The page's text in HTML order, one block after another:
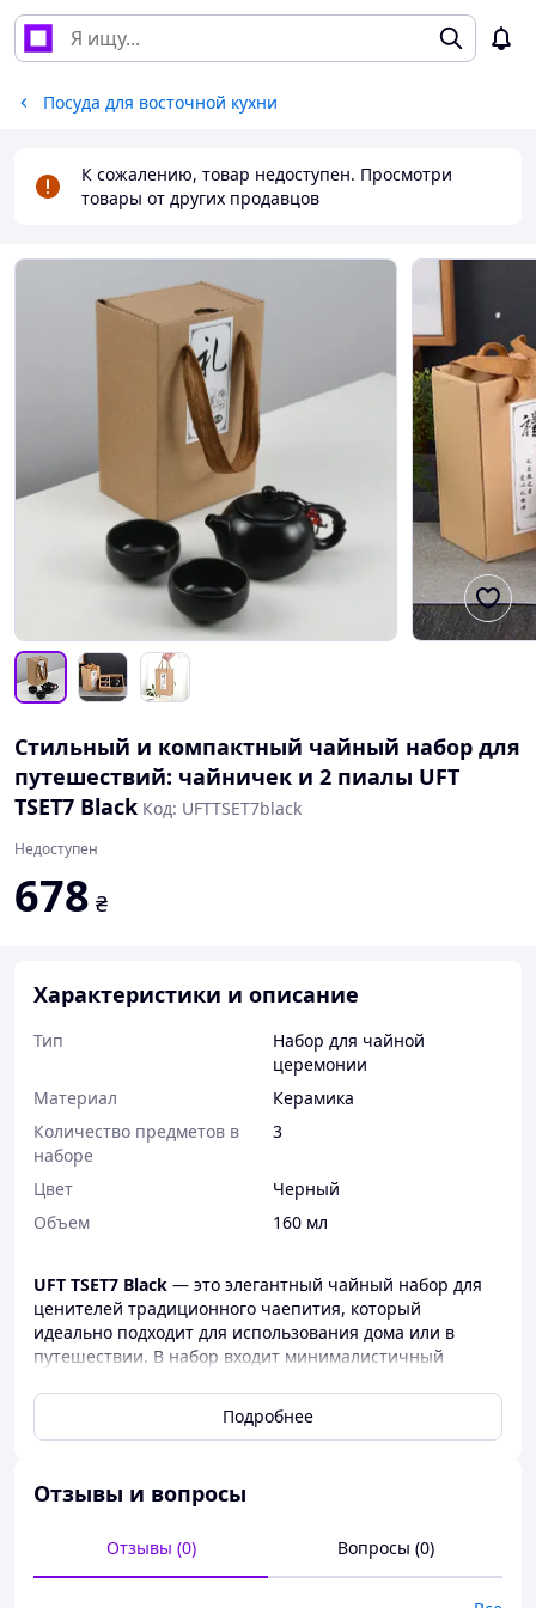
Посуда для восточной кухни
К сожалению, товар недоступен. Просмотри
товары от других продавцов
Стильный и компактный чайный набор для
путешествий: чайничек и 2 пиалы UFT
TSET7 Black Код: UFTTSET7black
Недоступен
678 ₴
Характеристики и описание
Тип
Набор для чайной
церемонии
Материал
Керамика
Количество предметов в
наборе
3
Цвет
Черный
Объем
160 мл
UFT TSET7 Black — это элегантный чайный набор для
ценителей традиционного чаепития, который
идеально подходит для использования дома или в
путешествии. В набор входит минималистичный
каждая. Все элементы выполнены из
высококачественной глины с чёрным матовым
Набор поставляется в аккуратной картонной упаковке,
удобным для транспортировки. Он легко поместится в
сумку или рюкзак, позволяя вам наслаждаться чайной
Подробнее
Отзывы и вопросы
Отзывы (0) Вопросы (0)